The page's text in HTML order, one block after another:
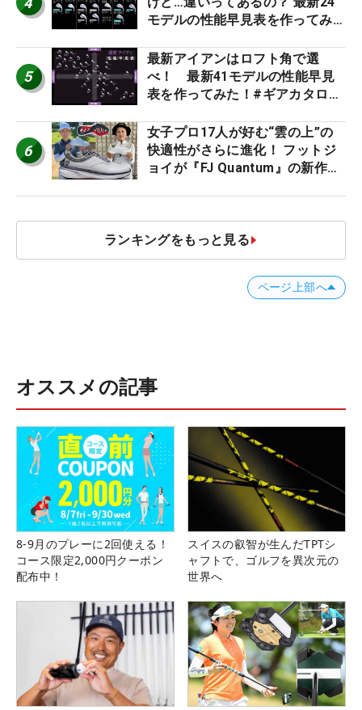
モデルの性能早見表を作ってみ
5
最新アイアンはロフト角で選
べ！ 最新41モデルの性能早見
表を作ってみた！#ギアカタログ
6
女子プロ17人が好む“雲の上”の
快適性がさらに進化！ フットジ
ョイが『FJ Quantum』の新作を
ランキングをもっと見る
ページ上部へ
オススメの記事
8-9月のプレーに2回使える！
コース限定2,000円クーポン
配布中！
スイスの叡智が生んだTPTシ
ャフトで、ゴルフを異次元の
世界へ